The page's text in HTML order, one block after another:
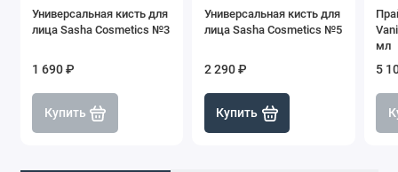
Универсальная кисть для
лица Sasha Сosmetics №3
1 690 ₽
Купить
Универсальная кисть для
лица Sasha Сosmetics №5
2 290 ₽
Купить
мл
5